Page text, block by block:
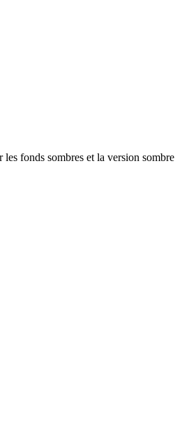
fonds sombres et la version sombre